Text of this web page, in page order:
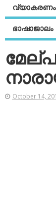
വ്യാകരണം
ഭാഷാജാലം
October 14,